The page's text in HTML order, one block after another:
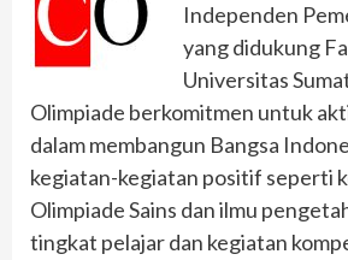
Independen
yang didukung
Universitas
Olimpiade berkomitmen untuk
dalam membangun Bangsa
kegiatan-kegiatan positif seperti
Olimpiade Sains dan ilmu
tingkat pelajar dan kegiatan